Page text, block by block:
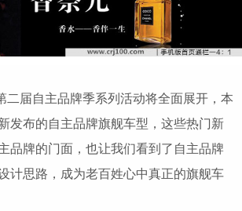
二届自主品牌季系列活动将全面展开，本
发布的自主品牌旗舰车型，这些热门新
品牌的门面，也让我们看到了自主品牌
计思路，成为老百姓心中真正的旗舰车